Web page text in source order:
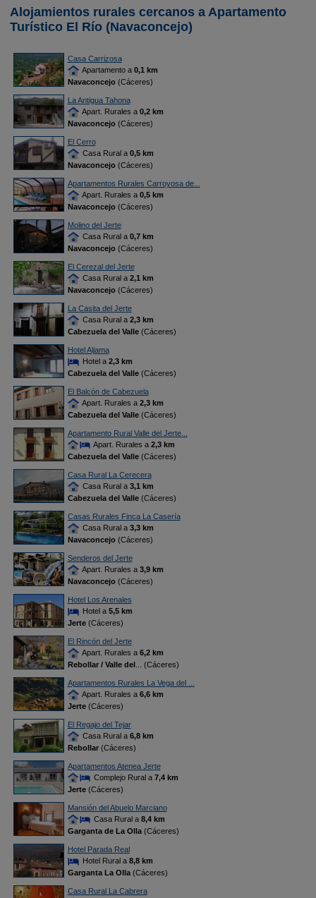
Alojamientos rurales cercanos a Apartamento
Turístico El Río (Navaconcejo)
Casa Carrizosa
Apartamento a 0,1 km
Navaconcejo(Cáceres)
La Antigua Tahona
Apart. Rurales a 0,2 km
Navaconcejo(Cáceres)
El Cerro
Casa Rural a 0,5 km
Navaconcejo(Cáceres)
Apartamentos Rurales Carroyosa de...
Apart. Rurales a 0,5 km
Navaconcejo(Cáceres)
Molino del Jerte
Casa Rural a 0,7 km
Navaconcejo(Cáceres)
El Cerezal del Jerte
Casa Rural a 2,1 km
Navaconcejo(Cáceres)
La Casita del Jerte
Casa Rural a 2,3 km
Cabezuela del Valle(Cáceres)
Hotel Aljama
Hotel a 2,3 km
Cabezuela del Valle(Cáceres)
El Balcón de Cabezuela
Apart. Rurales a 2,3 km
Cabezuela del Valle(Cáceres)
Apartamento Rural Valle del Jerte...
Apart. Rurales a 2,3 km
Cabezuela del Valle(Cáceres)
Casa Rural La Cerecera
Casa Rural a 3,1 km
Cabezuela del Valle(Cáceres)
Casas Rurales Finca La Casería
Casa Rural a 3,3 km
Navaconcejo(Cáceres)
Senderos del Jerte
Apart. Rurales a 3,9 km
Navaconcejo(Cáceres)
Hotel Los Arenales
Hotel a 5,5 km
Jerte(Cáceres)
El Rincón del Jerte
Apart. Rurales a 6,2 km
Rebollar / Valle del... (Cáceres)
Apartamentos Rurales La Vega del ...
Apart. Rurales a 6,6 km
Jerte(Cáceres)
El Regajo del Tejar
Casa Rural a 6,8 km
Rebollar(Cáceres)
Apartamentos Atenea Jerte
Complejo Rural a 7,4 km
Jerte(Cáceres)
Mansión del Abuelo Marciano
Casa Rural a 8,4 km
Garganta de La Olla(Cáceres)
Hotel Parada Real
Hotel Rural a 8,8 km
Garganta La Olla(Cáceres)
Casa Rural La Cabrera